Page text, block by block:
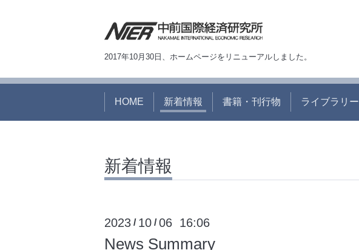
2017年10月30日、ホームページをリニューアルしました。
HOME 新着情報 書籍・刊行物 ライブラリー
新着情報
2023 / 10 /06 16:06
News Summary